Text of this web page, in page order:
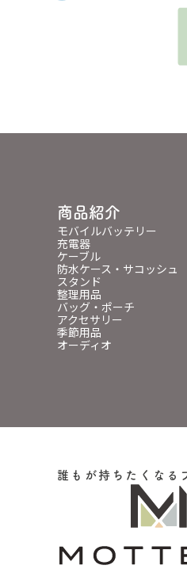
商品紹介
モバイルバッテリー
充電器
ケーブル
防水ケース・サコッシュ
スタンド
整理用品
バッグ・ポーチ
アクセサリー
季節用品
オーディオ
誰もが持ちたくなる